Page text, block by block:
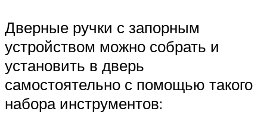
Дверные ручки с запорным
устройством можно собрать и
установить в дверь
самостоятельно с помощью такого
набора инструментов: